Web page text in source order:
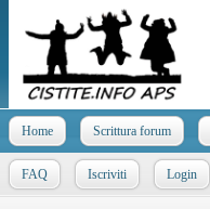
Home Scrittura forum
FAQ Iscriviti Login